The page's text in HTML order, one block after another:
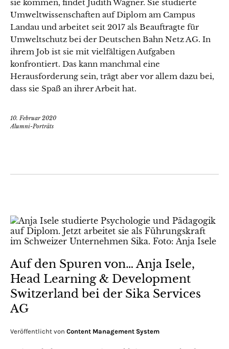
sie kommen, findet Judith Wagner. Sie studierte
Umweltwissenschaften auf Diplom am Campus
Landau und arbeitet seit 2017 als Beauftragte für
Umweltschutz bei der Deutschen Bahn Netz AG. In
ihrem Job ist sie mit vielfältigen Aufgaben
konfrontiert. Das kann manchmal eine
Herausforderung sein, trägt aber vor allem dazu bei,
dass sie Spaß an ihrer Arbeit hat.
10. Februar 2020
Alumni-Porträts
Auf den Spuren von… Anja Isele,
Head Learning & Development
Switzerland bei der Sika Services
AG
Veröffentlicht von Content Management System